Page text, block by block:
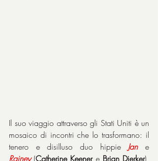
Il suo viaggio attraverso gli Stati Uniti è un
mosaico di incontri che lo trasformano: il
tenero e disilluso duo hippie Jan
Rainey (Catherine Keener e Brian Dierker),